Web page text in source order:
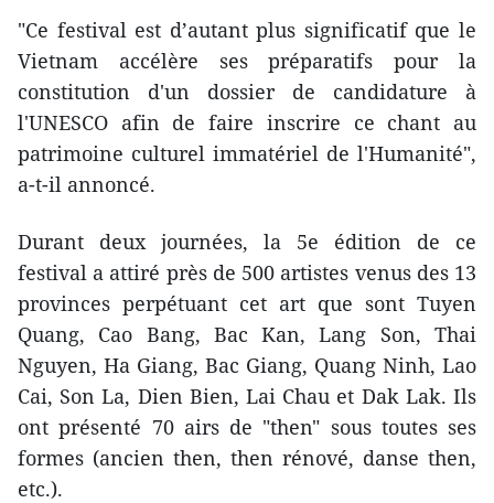
"Ce festival est d’autant plus significatif que le
Vietnam accélère ses préparatifs pour la
constitution d'un dossier de candidature à
l'UNESCO afin de faire inscrire ce chant au
patrimoine culturel immatériel de l'Humanité",
a-t-il annoncé.
Durant deux journées, la 5e édition de ce
festival a attiré près de 500 artistes venus des 13
provinces perpétuant cet art ​que sont Tuyen
Quang, Cao Bang, Bac Kan, Lang Son, Thai
Nguyen, Ha Giang, Bac Giang, Quang Ninh, Lao
Cai, Son La, Dien Bien, Lai Chau et Dak Lak. Ils
ont présenté 70 ​​airs de "then" sous toutes ses
formes (ancien then, then rénové, danse then,
etc.).